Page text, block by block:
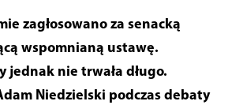
zagłosowano za senacką
wspomnianą ustawę.
jednak nie trwała długo.
Niedzielski podczas debaty